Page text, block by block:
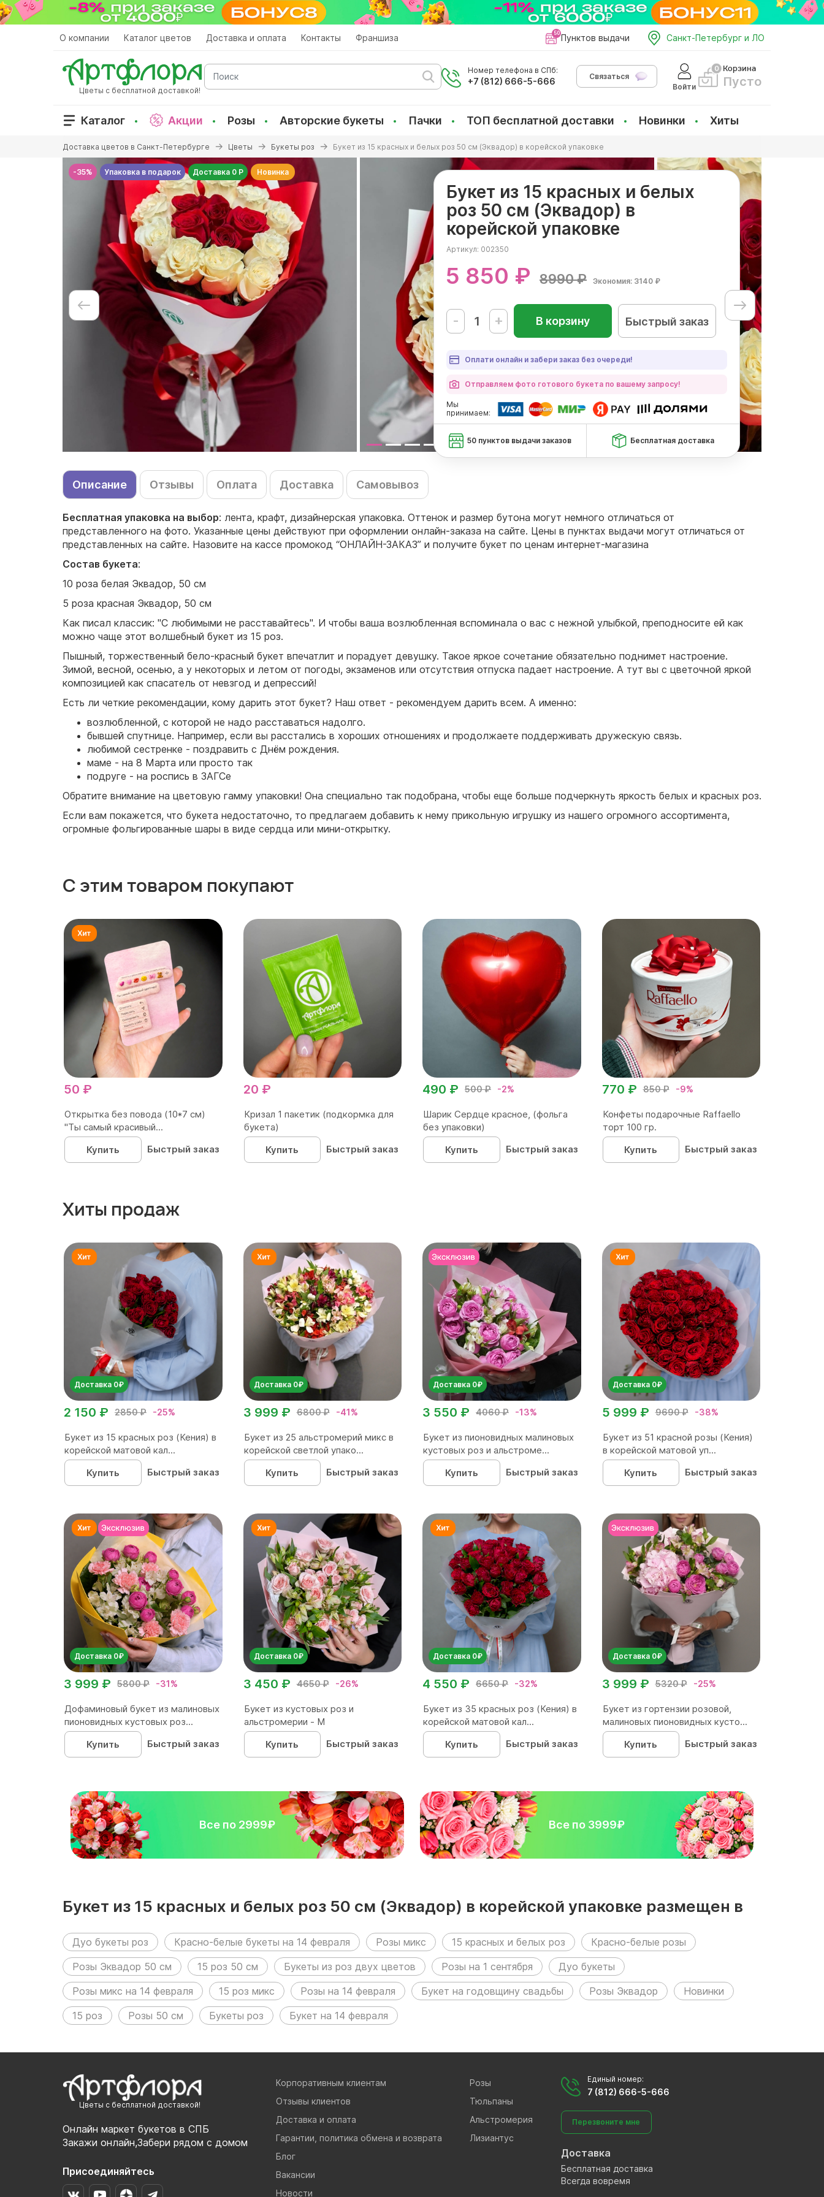
Перейти
к
О компании Каталог цветов Доставка и оплата Контакты Франшиза Пунктов выдачи Санкт-Петербург и ЛО
Цветы с бесплатной доставкой!
Поиск
Номер телефона в СПб:
+7 (812) 666-5-666
Связаться
Войти
Корзина
Пусто
Каталог Акции Розы Авторские букеты Пачки ТОП бесплатной доставки Новинки Хиты
здесь
Доставка цветов в Санкт-Петербурге Цветы Букеты роз Букет из 15 красных и белых роз 50 см (Эквадор) в корейской упаковке
-35% Упаковка в подарок Доставка 0 Р Новинка
Букет из 15 красных и белых
роз 50 см (Эквадор) в
корейской упаковке
Артикул: 002350
5 850 ₽ 8990 ₽ Экономия: 3140 ₽
- + В корзину Быстрый заказ
Оплати онлайн и забери заказ без очереди!
Отправляем фото готового букета по вашему запросу!
Мы
принимаем:
50 пунктов выдачи заказов Бесплатная доставка
Описание Отзывы Оплата Доставка Самовывоз
Бесплатная упаковка на выбор: лента, крафт, дизайнерская упаковка. Оттенок и размер бутона могут немного отличаться от
представленного на фото. Указанные цены действуют при оформлении онлайн-заказа на сайте. Цены в пунктах выдачи могут отличаться от
представленных на сайте. Назовите на кассе промокод “ОНЛАЙН-ЗАКАЗ” и получите букет по ценам интернет-магазина
Состав букета:
10 роза белая Эквадор, 50 см
5 роза красная Эквадор, 50 см
Как писал классик: "С любимыми не расставайтесь". И чтобы ваша возлюбленная вспоминала о вас с нежной улыбкой, преподносите ей как
можно чаще этот волшебный букет из 15 роз.
Пышный, торжественный бело-красный букет впечатлит и порадует девушку. Такое яркое сочетание обязательно поднимет настроение.
Зимой, весной, осенью, а у некоторых и летом от погоды, экзаменов или отсутствия отпуска падает настроение. А тут вы с цветочной яркой
композицией как спасатель от невзгод и депрессий!
Есть ли четкие рекомендации, кому дарить этот букет? Наш ответ - рекомендуем дарить всем. А именно:
возлюбленной, с которой не надо расставаться надолго.
бывшей спутнице. Например, если вы расстались в хороших отношениях и продолжаете поддерживать дружескую связь.
любимой сестренке - поздравить с Днём рождения.
маме - на 8 Марта или просто так
подруге - на роспись в ЗАГСе
Обратите внимание на цветовую гамму упаковки! Она специально так подобрана, чтобы еще больше подчеркнуть яркость белых и красных роз.
Если вам покажется, что букета недостаточно, то предлагаем добавить к нему прикольную игрушку из нашего огромного ассортимента,
огромные фольгированные шары в виде сердца или мини-открытку.
С этим товаром покупают
50 ₽
Открытка без повода (10*7 см)
"Ты самый красивый...
Купить
Быстрый заказ
20 ₽
Кризал 1 пакетик (подкормка для
букета)
Купить
Быстрый заказ
500 ₽ -2%
490 ₽
Шарик Сердце красное, (фольга
без упаковки)
Купить
Быстрый заказ
850 ₽ -9%
770 ₽
Конфеты подарочные Raffaello
торт 100 гр.
Купить
Быстрый заказ
Хиты продаж
Доставка 0₽
2850 ₽ -25%
2 150 ₽
Букет из 15 красных роз (Кения) в
корейской матовой кал...
Купить
Быстрый заказ
Доставка 0₽
6800 ₽ -41%
3 999 ₽
Букет из 25 альстромерий микс в
корейской светлой упако...
Купить
Быстрый заказ
Доставка 0₽
4060 ₽ -13%
3 550 ₽
Букет из пионовидных малиновых
кустовых роз и альстроме...
Купить
Быстрый заказ
Доставка 0₽
9690 ₽ -38%
5 999 ₽
Букет из 51 красной розы (Кения)
в корейской матовой уп...
Купить
Быстрый заказ
Доставка 0₽
5800 ₽ -31%
3 999 ₽
Дофаминовый букет из малиновых
пионовидных кустовых роз...
Купить
Быстрый заказ
Доставка 0₽
4650 ₽ -26%
3 450 ₽
Букет из кустовых роз и
альстромерии - М
Купить
Быстрый заказ
Доставка 0₽
6650 ₽ -32%
4 550 ₽
Букет из 35 красных роз (Кения) в
корейской матовой кал...
Купить
Быстрый заказ
Доставка 0₽
5320 ₽ -25%
3 999 ₽
Букет из гортензии розовой,
малиновых пионовидных кусто...
Купить
Быстрый заказ
Все по 2999₽ Все по 3999₽
Букет из 15 красных и белых роз 50 см (Эквадор) в корейской упаковке размещен в
следующих разделах:
Дуо букеты роз Красно-белые букеты на 14 февраля Розы микс 15 красных и белых роз
Красно-белые розы
Розы Эквадор 50 см
15 роз 50 см Букеты из роз двух цветов Розы на 1 сентября
Дуо букеты
Розы микс на 14 февраля
15 роз микс Розы на 14 февраля Букет на годовщину свадьбы Розы Эквадор
Новинки
15 роз
Розы 50 см Букеты роз Букет на 14 февраля
Цветы с бесплатной доставкой!
Онлайн маркет букетов в СПБ
Закажи онлайн,Забери рядом с домом
Присоединяйтесь
Корпоративным клиентам
Отзывы клиентов
Доставка и оплата
Гарантии, политика обмена и возврата
Блог
Вакансии
Новости
Розы
Тюльпаны
Альстромерия
Лизиантус
Единый номер:
7 (812) 666-5-666
Перезвоните мне
Доставка
Бесплатная доставка
Всегда вовремя